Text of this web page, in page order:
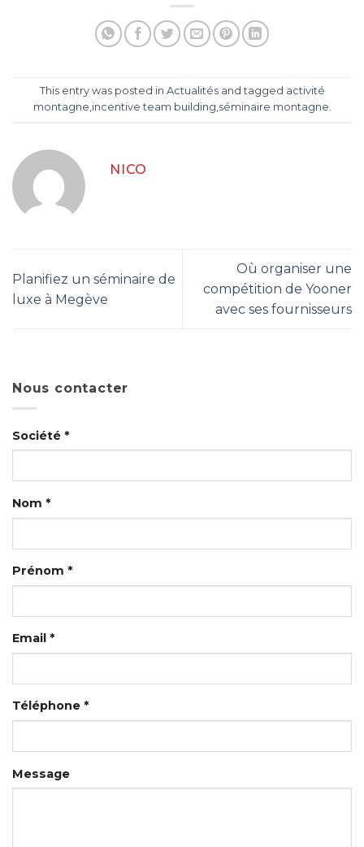
This entry was posted in Actualitésand tagged activité
montagne,incentive team building,séminaire montagne.
NICO
Planifiez un séminaire de
luxe à Megève
Où organiser une
compétition de Yooner
avec ses fournisseurs
Nous contacter
Société *
Nom *
Prénom *
Email *
Téléphone *
Message